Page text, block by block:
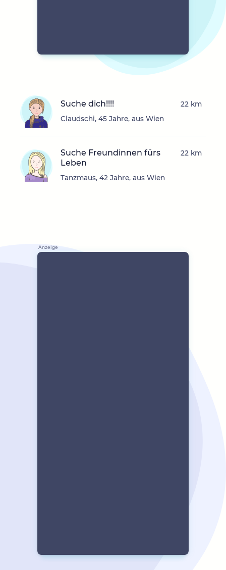
Suche dich!!!!
Claudschi, 45 Jahre, aus Wien
22 km
Suche Freundinnen fürs
Leben
Tanzmaus, 42 Jahre, aus Wien
22 km